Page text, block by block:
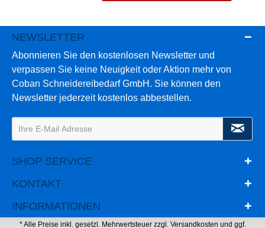
NEWSLETTER
Abonnieren Sie den kostenlosen Newsletter und
verpassen Sie keine Neuigkeit oder Aktion mehr von
Coban Schneidereibedarf GmbH. Sie können den
Newsletter jederzeit kostenlos abbestellen.
SHOP SERVICE
KONTAKT
INFORMATIONEN
* Alle Preise inkl. gesetzl. Mehrwertsteuer zzgl. Versandkosten und ggf.